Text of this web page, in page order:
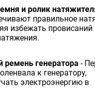
и ролик
правильное
избежать провисаний
ремень генератора -
к генератору,
электроэнергию в